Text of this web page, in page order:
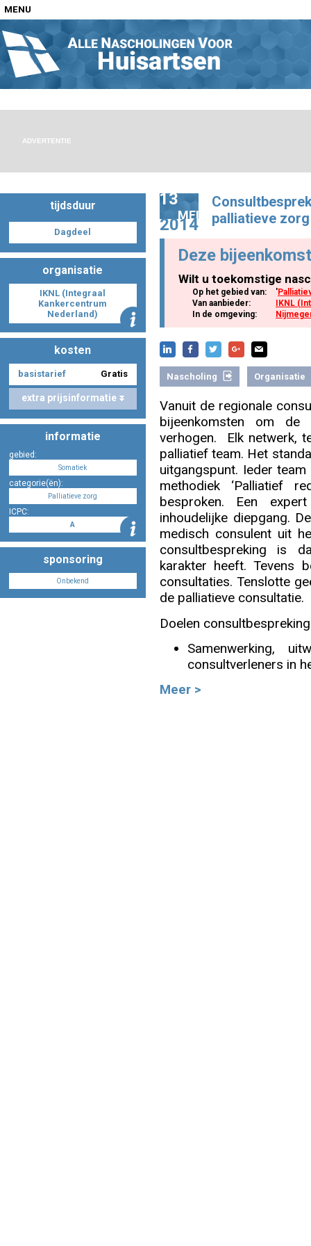
MENU
Home
Nascholingen op locatie (agenda)
Nascholingen online (elearning)
Nascholingen op aanvraag (in-company)
Nascholing aanmelden
Zoek op kaart
Registreren
Inloggen
ADVERTENTIE
tijdsduur
Dagdeel
organisatie
IKNL (Integraal
Kankercentrum
Nederland)
kosten
basistarief Gratis
extra prijsinformatie
informatie
gebied:
Somatiek
categorie(ën):
Palliatieve zorg
ICPC:
A
sponsoring
Onbekend
13
MEI
2014
palliatieve
Deze
Wilt u toekomstige
Op het gebied van: '
Van aanbieder:
IKNL
In de omgeving:
Nascholing Organisatie
Vanuit de regionale
bijeenkomsten om de
verhogen. Elk netwerk,
palliatief team. Het
uitgangspunt. Ieder
methodiek ‘Palliatief
besproken. Een
inhoudelijke diepgang.
medisch consulent uit
consultbespreking is
karakter heeft. Tevens
consultaties. Tenslotte
de palliatieve consultatie.
Doelen
Samenwerking,
consultverleners in
Meer >